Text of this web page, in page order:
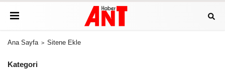
Ana Sayfa Sitene Ekle
Kategori